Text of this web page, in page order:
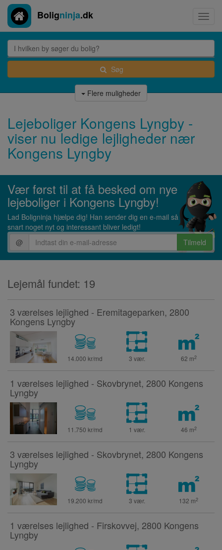
Boligninja.dk
Søg
Flere muligheder
Lejeboliger Kongens Lyngby -
viser nu ledige lejligheder nær
Kongens Lyngby
Vær først til at få besked om nye
lejeboliger i Kongens Lyngby!
Lad Boligninja hjælpe dig! Han sender dig en e-mail så
snart noget nyt og interessant bliver ledigt!
@
Tilmeld
Lejemål fundet: 19
3 værelses lejlighed - Eremitageparken, 2800
Kongens Lyngby
14.000 kr/md 3 vær. 62 m2
1 værelses lejlighed - Skovbrynet, 2800 Kongens
Lyngby
11.750 kr/md 1 vær. 46 m2
3 værelses lejlighed - Skovbrynet, 2800 Kongens
Lyngby
19.200 kr/md 3 vær. 132 m2
1 værelses lejlighed - Firskovvej, 2800 Kongens
Lyngby